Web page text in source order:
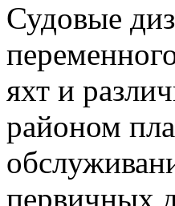
Судовые
яхт и
районом
первичных